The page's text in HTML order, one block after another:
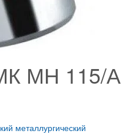
МН 115/А
металлургический